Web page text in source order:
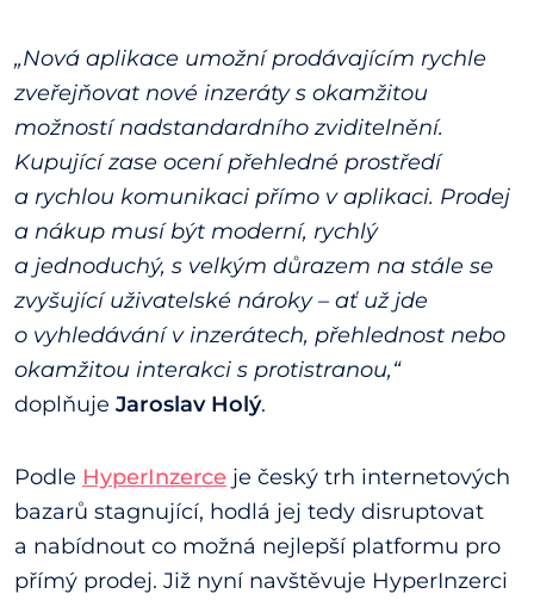
„Nová aplikace umožní prodávajícím rychle
zveřejňovat nové inzeráty s okamžitou
možností nadstandardního zviditelnění.
Kupující zase ocení přehledné prostředí
a rychlou komunikaci přímo v aplikaci. Prodej
a nákup musí být moderní, rychlý
a jednoduchý, s velkým důrazem na stále se
zvyšující uživatelské nároky – ať už jde
o vyhledávání v inzerátech, přehlednost nebo
okamžitou interakci s protistranou,“
doplňuje Jaroslav Holý.
Podle HyperInzerce je český trh internetových
bazarů stagnující, hodlá jej tedy disruptovat
a nabídnout co možná nejlepší platformu pro
přímý prodej. Již nyní navštěvuje HyperInzerci